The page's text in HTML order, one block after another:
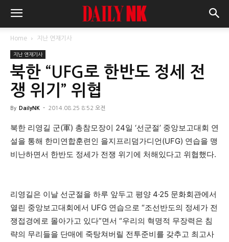
Home 지난 연재기사
지난 연재기사
북한 “UFG로 한반도 정세 전
쟁 위기” 위협
By DailyNK - 2014.08.25 8:52 오전
북한 리영길 군(軍) 총참모장이 24일 ‘선군절’ 중앙보고대회 연
설을 통해 한미연합훈련인 을지프리덤가디언(UFG) 연습을 맹
비난하면서 한반도 정세가 전쟁 위기에 처해있다고 위협했다.
리영길은 이날 선군절을 하루 앞두고 평양 4·25 문화회관에서
열린 중앙보고대회에서 UFG 연습으로 “조선반도의 정세가 전
쟁접경에로 몰아가고 있다”면서 “우리의 혁명적 무장력은 침
략의 무리들을 단매에 죽탕쳐버릴 전투준비를 갖추고 최고사